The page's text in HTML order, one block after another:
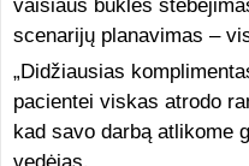
vaisiaus būklės
scenarijų planavimas –
„Didžiausias
pacientei viskas atrodo
kad savo darbą atlikome